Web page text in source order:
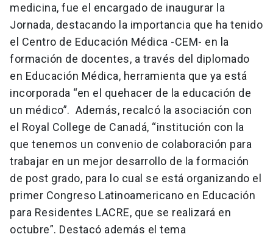
medicina, fue el encargado de inaugurar la
Jornada, destacando la importancia que ha tenido
el Centro de Educación Médica -CEM- en la
formación de docentes, a través del diplomado
en Educación Médica, herramienta que ya está
incorporada “en el quehacer de la educación de
un médico”. Además, recalcó la asociación con
el Royal College de Canadá, “institución con la
que tenemos un convenio de colaboración para
trabajar en un mejor desarrollo de la formación
de post grado, para lo cual se está organizando el
primer Congreso Latinoamericano en Educación
para Residentes LACRE, que se realizará en
octubre”. Destacó además el tema